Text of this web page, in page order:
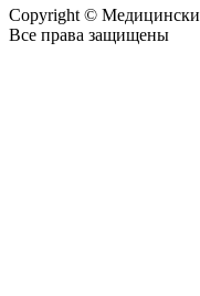
Copyright ©
Все права защищены